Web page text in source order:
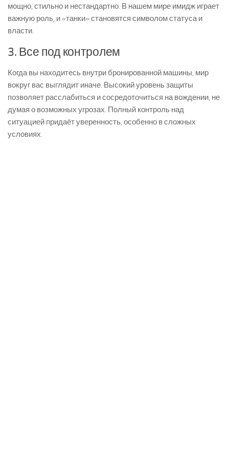
мощно, стильно и нестандартно. В нашем мире имидж играет
важную роль, и «танки» становятся символом статуса и
власти.
3. Все под контролем
Когда вы находитесь внутри бронированной машины, мир
вокруг вас выглядит иначе. Высокий уровень защиты
позволяет расслабиться и сосредоточиться на вождении, не
думая о возможных угрозах. Полный контроль над
ситуацией придаёт уверенность, особенно в сложных
условиях.